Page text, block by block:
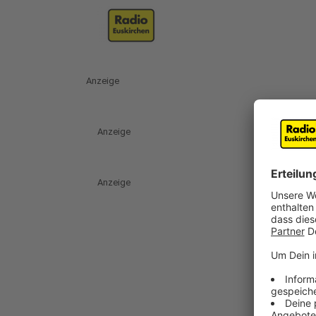
Anzeige
Anzeige
Anzeige